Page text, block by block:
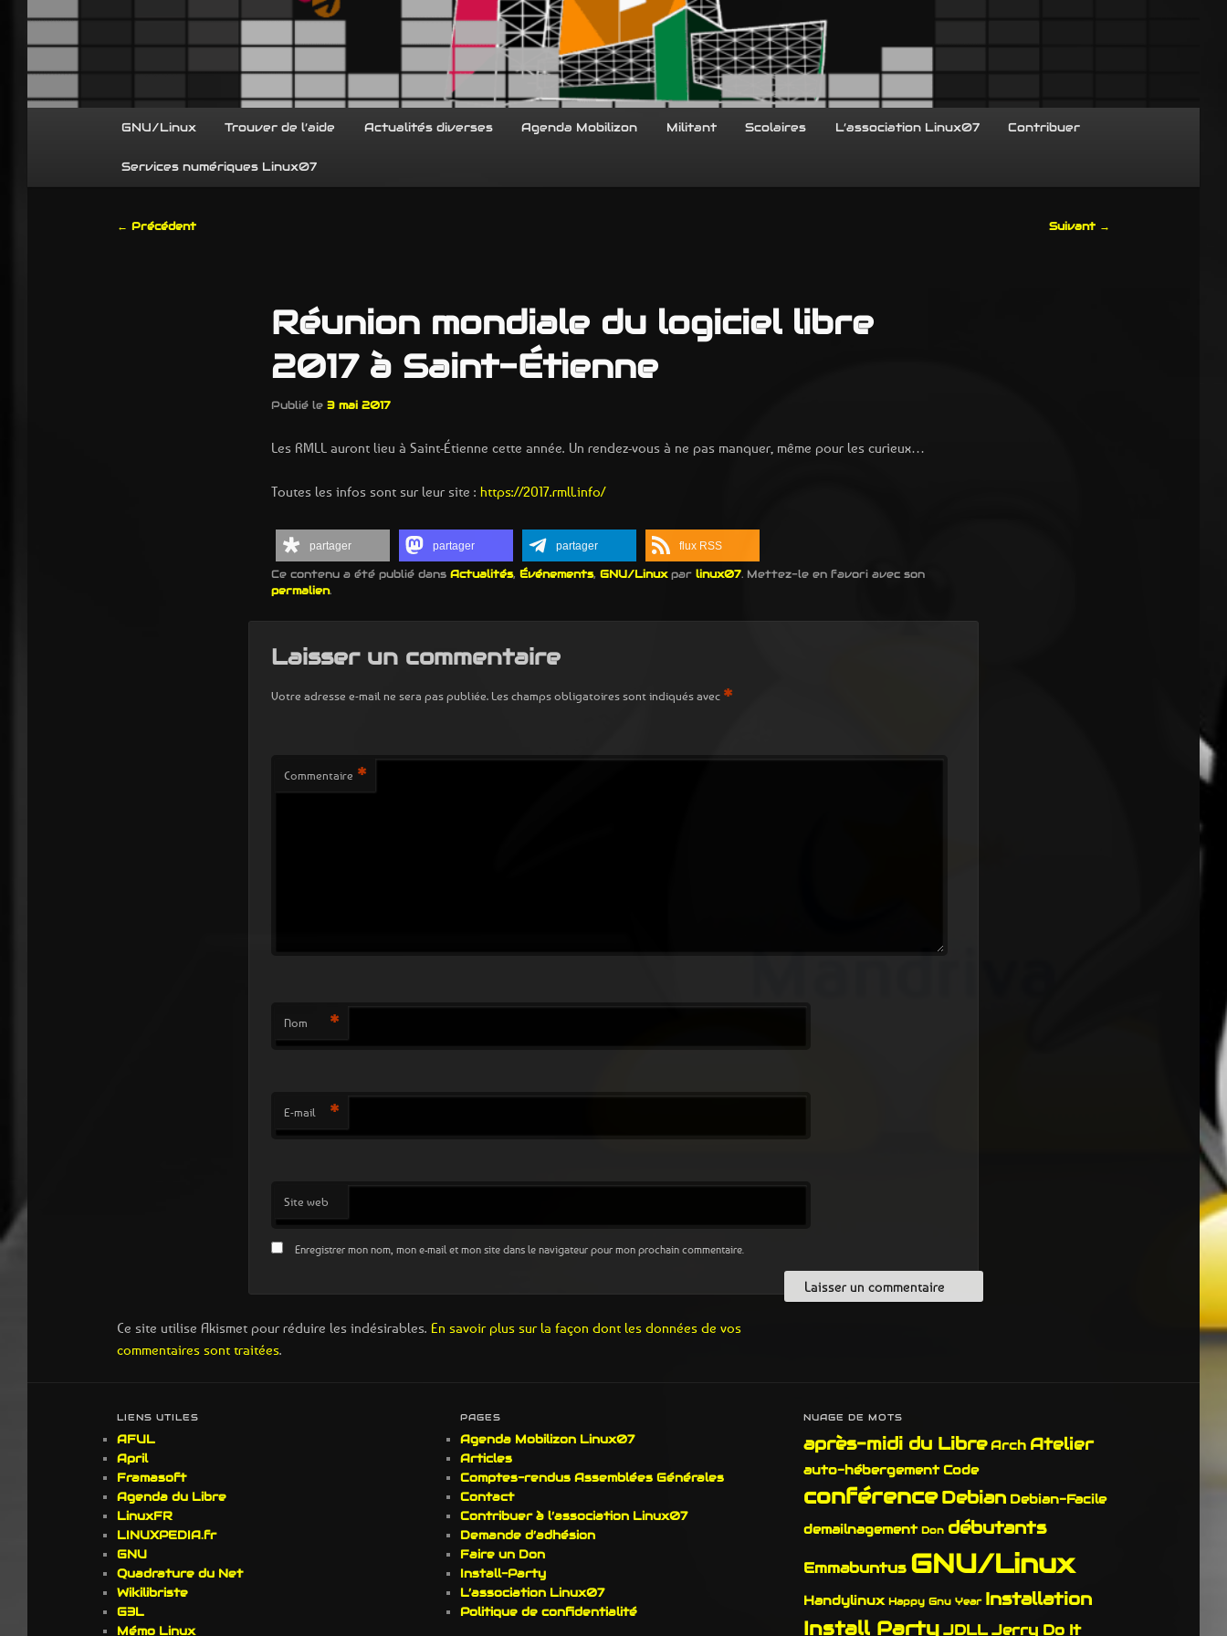
GNU/Linux Trouver de l’aide Actualités diverses Agenda Mobilizon Militant Scolaires L’association Linux07 Contribuer
Services numériques Linux07
Navigation
← Précédent Suivant →
Réunion mondiale du logiciel libre
2017 à Saint-Étienne
Publié le 3 mai 2017
Les RMLL auront lieu à Saint-Étienne cette année. Un rendez-vous à ne pas manquer, même pour les curieux…
Toutes les infos sont sur leur site : https://2017.rmll.info/
partager partager partager flux RSS
Ce contenu a été publié dans Actualités, Événements, GNU/Linuxpar linux07. Mettez-le en favori avec son
permalien.
Laisser un commentaire
Votre adresse e-mail ne sera pas publiée. Les champs obligatoires sont indiqués avec *
Commentaire *
Nom *
E-mail *
Site web
Enregistrer mon nom, mon e-mail et mon site dans le navigateur pour mon prochain commentaire.
Ce site utilise Akismet pour réduire les indésirables. En savoir plus sur la façon dont les données de vos
commentaires sont traitées.
LIENS UTILES
AFUL
April
Framasoft
Agenda du Libre
LinuxFR
LINUXPEDIA.fr
GNU
Quadrature du Net
Wikilibriste
G3L
Mémo Linux
PAGES
Agenda Mobilizon Linux07
Articles
Comptes-rendus Assemblées Générales
Contact
Contribuer à l’association Linux07
Demande d’adhésion
Faire un Don
Install-Party
L’association Linux07
Politique de confidentialité
NUAGE DE MOTS
après-midi du Libre Arch Atelier
auto-hébergement Code
conférence Debian Debian-Facile
demailnagement Don débutants
Emmabuntus GNU/Linux
Handylinux Happy Gnu Year Installation
Install PartyJDLLJerry Do It